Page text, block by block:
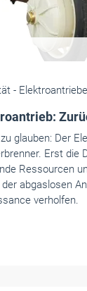
- Elektroantriebe
glauben: Der
Erst die
Ressourcen
der abgaslosen
verholfen.